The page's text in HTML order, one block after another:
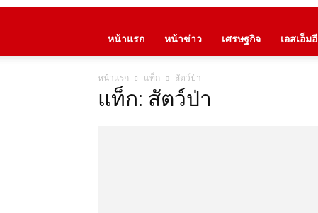
หน้าแรก หน้าข่าว เศรษฐกิจ เอสเอ็มอี
หน้าแรก แท็ก สัตว์ป่า
แท็ก: สัตว์ป่า